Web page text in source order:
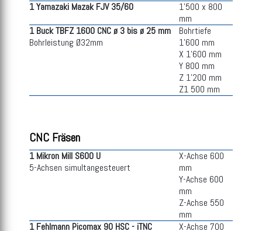
1 Yamazaki Mazak FJV 35/60
1'500 x 800
mm
1 Buck TBFZ 1600 CNC ø 3 bis ø 25 mm
Bohrleistung Ø32mm
Bohrtiefe
1'600 mm
X 1'600 mm
Y 800 mm
Z 1'200 mm
Z1 500 mm
CNC Fräsen
1 Mikron Mill S600 U
5-Achsen simultangesteuert
X-Achse 600
mm
Y-Achse 600
mm
Z-Achse 550
mm
1 Fehlmann Picomax 90 HSC - iTNC
X-Achse 700